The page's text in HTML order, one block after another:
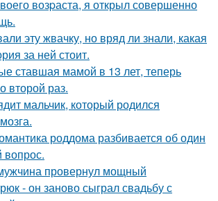
возpаста, я открыл совершенно
эту жвачку, но вряд ли знали, какая
за ней стоит.
ставшая мамой в 13 лет, теперь
второй раз.
мальчик, который родился
роддома разбивается об один
вопрос.
провернул мощный
- он заново сыграл свадьбу с